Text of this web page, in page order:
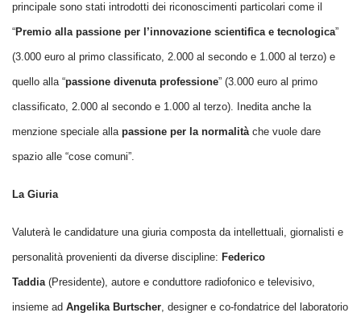
principale sono stati introdotti dei riconoscimenti particolari come il
“Premio alla passione per l’innovazione scientifica e tecnologica”
(3.000 euro al primo classificato, 2.000 al secondo e 1.000 al terzo) e
quello alla “passione divenuta professione” (3.000 euro al primo
classificato, 2.000 al secondo e 1.000 al terzo). Inedita anche la
menzione speciale alla passione per la normalità che vuole dare
spazio alle “cose comuni”.
La Giuria
Valuterà le candidature una giuria composta da intellettuali, giornalisti e
personalità provenienti da diverse discipline: Federico
Taddia(Presidente), autore e conduttore radiofonico e televisivo,
insieme ad Angelika Burtscher, designer e co-fondatrice del laboratorio